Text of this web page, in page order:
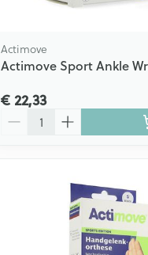
Actimove
Actimove Sport Ankle
€ 22,33